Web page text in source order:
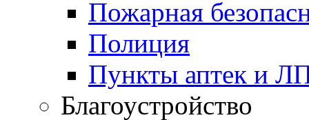
Пожарная
Полиция
Пункты аптек и
Благоустройство